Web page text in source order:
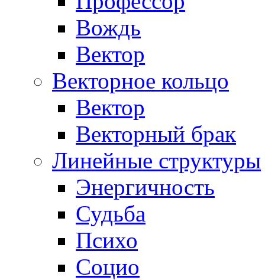
Вождь
Вектор
Векторное кольцо
Вектор
Векторный брак
Линейные структуры
Энергичность
Судьба
Психо
Социо